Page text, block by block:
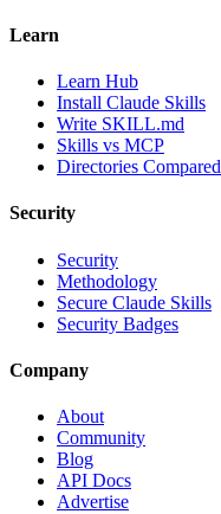
Learn
Learn Hub
Install Claude Skills
Write SKILL.md
Skills vs MCP
Directories Compared
Security
Security
Methodology
Secure Claude Skills
Security Badges
Company
About
Community
Blog
API Docs
Advertise